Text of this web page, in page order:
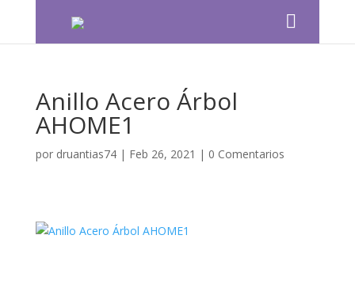
Anillo Acero Árbol
AHOME1
por druantias74| Feb 26, 2021 | 0 Comentarios